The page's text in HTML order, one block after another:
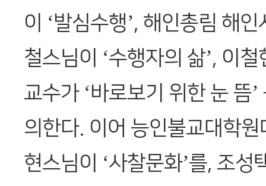
이 ‘발심수행’, 해인총림 해
철스님이 ‘수행자의 삶’, 이
교수가 ‘바로보기 위한 눈 뜸
의한다. 이어 능인불교대학
현스님이 ‘사찰문화’를, 조성